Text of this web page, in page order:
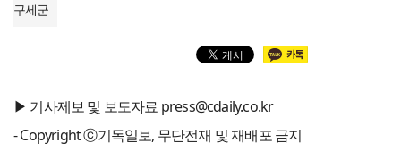
구세군
▶ 기사제보 및 보도자료 press@cdaily.co.kr
- Copyright ⓒ기독일보, 무단전재 및 재배포 금지